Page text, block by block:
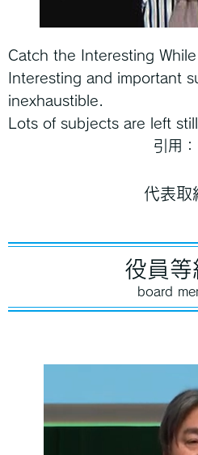
Catch the Interesting While
Interesting and important
inexhaustible.
Lots of subjects are left
引用：向山
代表
役員等
board